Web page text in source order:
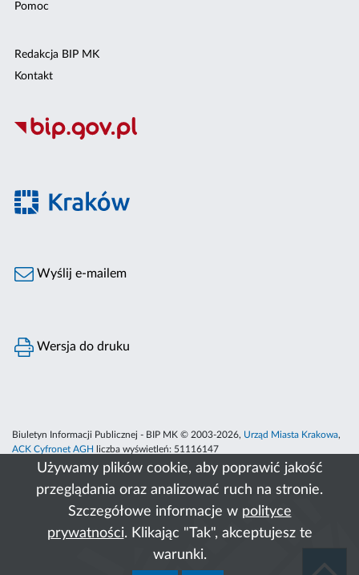
Używamy plików cookie, aby poprawić jakość
przeglądania oraz analizować ruch na stronie.
Szczegółowe informacje w polityce
prywatności. Klikając "Tak", akceptujesz te
warunki.
Pomoc
Redakcja BIP MK
Kontakt
Wyślij e-mailem
Wersja do druku
Biuletyn Informacji Publicznej - BIP MK © 2003-2026, Urząd Miasta Krakowa,
ACK Cyfronet AGH
liczba wyświetleń: 51116147